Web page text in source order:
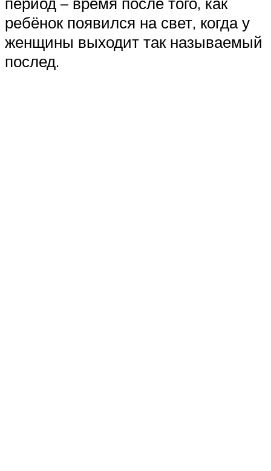
ребёнок появился на свет, когда у
женщины выходит так называемый
послед.